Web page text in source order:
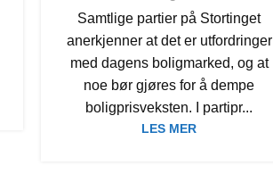
Samtlige partier på Stortinget
anerkjenner at det er utfordringer
med dagens boligmarked, og at
noe bør gjøres for å dempe
boligprisveksten. I partipr...
LES MER